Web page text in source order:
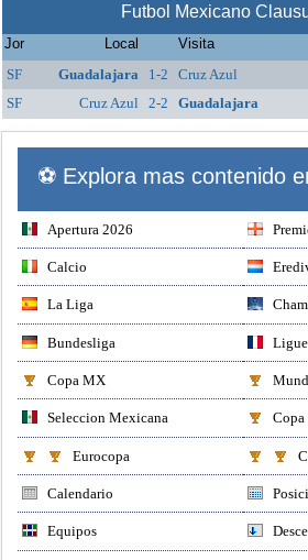
Futbol Mexicano
Jor Local Visita
SF
Guadalajara 1-2 Cruz Azul
SF
Cruz Azul 2-2 Guadalajara
⚽ Explora mas contenido
Apertura 2026
Calcio
La Liga
Bundesliga Ligue
Copa MX
Seleccion Mexicana Copa
Eurocopa
Calendario
Equipos